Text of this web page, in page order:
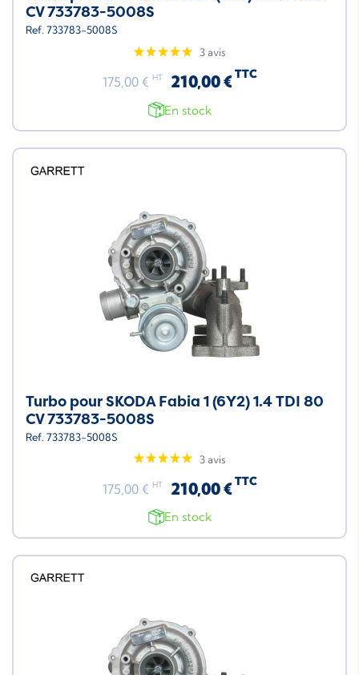
CV 733783-5008S
Ref. 733783-5008S
3 avis
175,00 € HT 210,00 € TTC
En stock
Turbo pour SKODA Fabia 1 (6Y2) 1.4 TDI 80
CV 733783-5008S
Ref. 733783-5008S
3 avis
175,00 € HT 210,00 € TTC
En stock